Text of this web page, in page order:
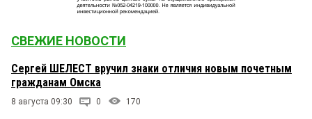
СВЕЖИЕ НОВОСТИ
Сергей ШЕЛЕСТ вручил знаки отличия новым почетным
гражданам Омска
8 августа 09:30 0 170